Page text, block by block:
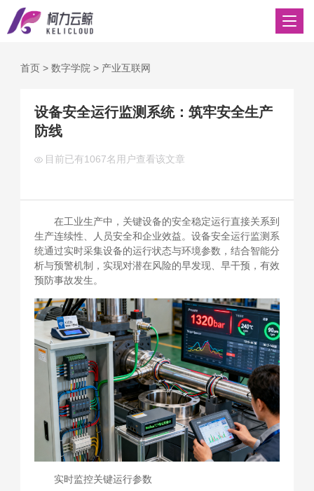
首页> 数字学院 > 产业互联网
设备安全运行监测系统：筑牢安全生产
防线
目前已有1067名用户查看该文章
在工业生产中，关键设备的安全稳定运行直接关系到
生产连续性、人员安全和企业效益。设备安全运行监测系
统通过实时采集设备的运行状态与环境参数，结合智能分
析与预警机制，实现对潜在风险的早发现、早干预，有效
预防事故发生。
实时监控关键运行参数